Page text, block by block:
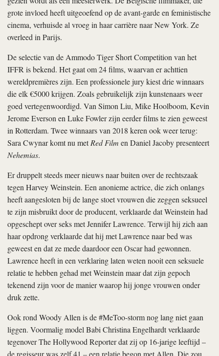
grote invloed heeft uitgeoefend op de avant-garde en feministische
cinema, verhuisde al vroeg in haar carrière naar New York. Ze
overleed in Parijs.
De selectie van de Ammodo Tiger Short Competition van het
IFFR is bekend. Het gaat om 24 films, waarvan er achttien
wereldpremières zijn. Een professionele jury kiest drie winnaars
die elk €5000 krijgen. Zoals gebruikelijk zijn kunstenaars weer
goed vertegenwoordigd. Van Simon Liu, Mike Hoolboom, Kevin
Jerome Everson en Luke Fowler zijn eerder films te zien geweest
in Rotterdam. Twee winnaars van 2018 keren ook weer terug:
Sara Cwynar komt nu metRed Film en Daniel Jacoby presenteert
Nehemias.
Er druppelt steeds meer nieuws naar buiten over de rechtszaak
tegen Harvey Weinstein. Een anonieme actrice, die zich onlangs
heeft aangesloten bij de lange stoet vrouwen die zeggen seksueel
te zijn misbruikt door de producent, verklaarde dat Weinstein had
opgeschept over seks met Jennifer Lawrence. Terwijl hij zich aan
haar opdrong verklaarde dat hij met Lawrence naar bed was
geweest en dat ze mede daardoor een Oscar had gewonnen.
Lawrence heeft in een verklaring laten weten nooit een seksuele
relatie te hebben gehad met Weinstein maar dat zijn gepoch
tekenend zijn voor de manier waarop hij jonge vrouwen onder
druk zette.
Ook rond Woody Allen is de #MeToo-storm nog lang niet gaan
liggen. Voormalig model Babi Christina Engelhardt verklaarde
tegenover The Hollywood Reporter dat zij op 16-jarige leeftijd –